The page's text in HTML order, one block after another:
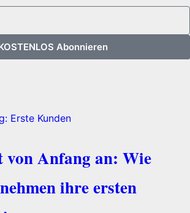
Abonnieren
von Anfang an: Wie
ihre ersten